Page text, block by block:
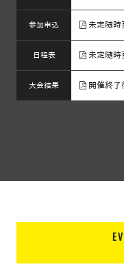
参加申込 未定随時
日程表 未定随時
大会結果 開催終了